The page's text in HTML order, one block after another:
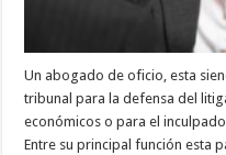
Un abogado de oficio, esta
tribunal para la defensa del
económicos o para el
Entre su principal función esta